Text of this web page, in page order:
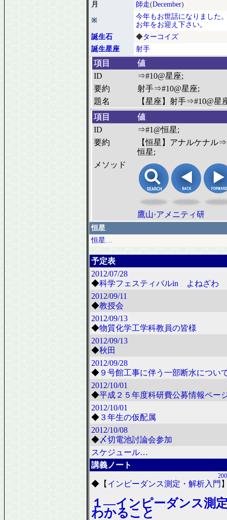
月 師走(December)
※
今年もお世話になりました
お年をお迎え下さい。
誕生石
◆ターコイズ
誕生星座
射手
項目
値
ID
⇒#10@星座;
要約
射手⇒#10@星座;
題名
【星座】射手⇒#10@星
項目
値
ID
⇒#1@恒星;
要約
【恒星】アナルケナル
恒星;
メソッド
鷹山·アメニティ研
恒星
恒星…
予定表
2012/07/28
◆科学フェスティバルin よねざわ
2012/09/11
◆教授会
2012/09/13
◆物質化学工学科教員の皆様
2012/09/13
◆秋田
2012/09/28
◆ ９号館工事に伴う一部断水につい
2012/10/01
◆平成２５年度科研費公募情報ペー
2012/10/01
◆ ３年生の仮配属
2012/10/08
◆〆切電池討論会参加
スケジュール…
講義ノート
◆ 【 インピーダンス測定・解析入門
１―インピーダンス測
わかること